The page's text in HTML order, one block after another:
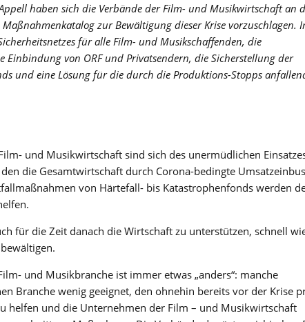
haben sich die Verbände der Film- und Musikwirtschaft an
zur Bewältigung dieser Krise vorzuschlagen.
für alle Film- und Musikschaffenden, die
Einbindung von ORF und Privatsendern, die Sicherstellung der
und eine Lösung für die durch die Produktions-Stopps
und Musikwirtschaft sind sich des unermüdlichen
die Gesamtwirtschaft durch Corona-bedingte
von Härtefall- bis Katastrophenfonds werden
für die Zeit danach die Wirtschaft zu unterstützen, schnell
und Musikbranche ist immer etwas „anders“: manche
Branche wenig geeignet, den ohnehin bereits vor der Krise
helfen und die Unternehmen der Film – und Musikwirtschaft